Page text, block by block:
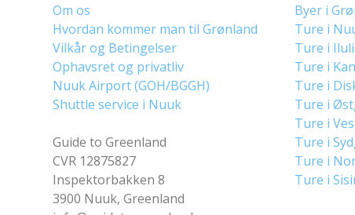
Om os
Hvordan kommer man til Grønland
Vilkår og Betingelser
Ophavsret og privatliv
Nuuk Airport (GOH/BGGH)
Shuttle service i Nuuk
Guide to Greenland
CVR 12875827
Inspektorbakken 8
3900 Nuuk, Greenland
Byer i
Ture i
Ture i
Ture i
Ture i
Ture i
Ture i
Ture i
Ture i
Ture i